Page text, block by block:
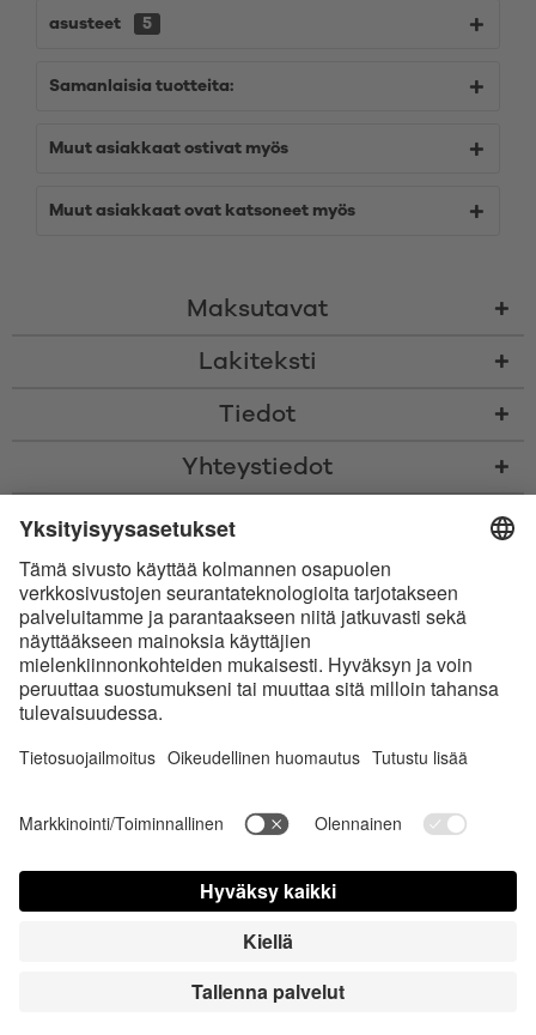
asusteet 5
Samanlaisia tuotteita:
Muut asiakkaat ostivat myös
Muut asiakkaat ovat katsoneet myös
Maksutavat
Lakiteksti
Tiedot
Yhteystiedot
sekä
tarvittaessa postiennakkomaksut, ellei toisin ole ilmoitettu
* Bluetooth®-sanamerkki ja logot ovat Bluetooth SIG, Inc.:in omistamia
rekisteröityjä tavaramerkkejä, ja Satisfyer GmbH käyttää niitä
Apple, Apple-logo ja Apple Watch ovat Apple Inc.:in tavaramerkkejä.
Google Play ja Google Play -logo ovat Google LLC: n tavaramerkkejä.
Contact us today
Yhteystiedot Lehdistö sisäänkirjautuminen